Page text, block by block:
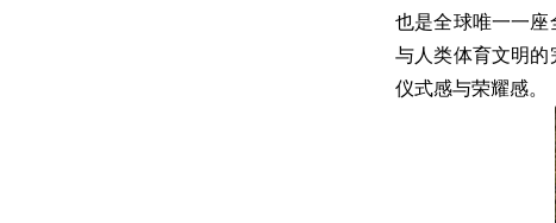
也是全球唯一一
与人类体育文明的
仪式感与荣耀感。